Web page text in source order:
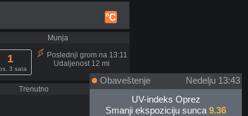
°C
Munja
1
3 sata
Poslednji grom na 13:11
Udaljenost 12 mi
Trenutno 1:20pm
Obaveštenje
Nedelju 13:43
UV-indeks Oprez
Smanji ekspoziciju sunca 9.36